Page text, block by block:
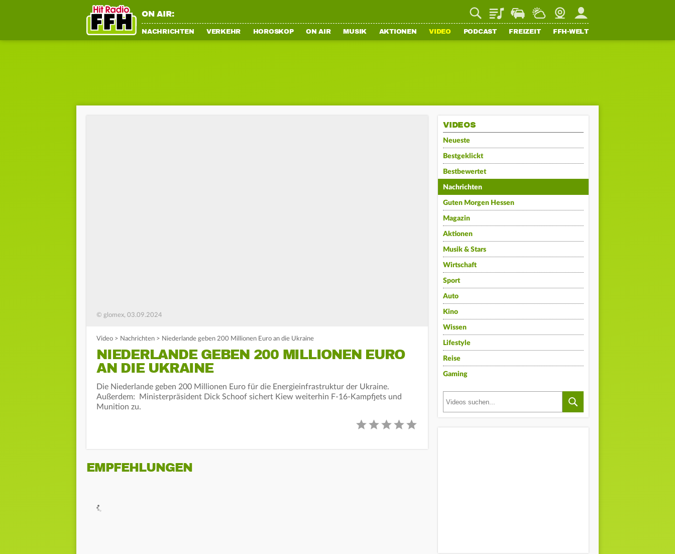
ON AIR: PlaylistStaupilotWetterWebcamMein FFH
NACHRICHTEN VERKEHR HOROSKOP ON AIR MUSIK AKTIONEN VIDEO PODCAST FREIZEIT FFH-WELT
© glomex, 03.09.2024
Video > Nachrichten > Niederlande geben 200 Millionen Euro an die Ukraine
NIEDERLANDE GEBEN 200 MILLIONEN EURO
AN DIE UKRAINE
Die Niederlande geben 200 Millionen Euro für die Energieinfrastruktur der Ukraine.
Außerdem: Ministerpräsident Dick Schoof sichert Kiew weiterhin F-16-Kampfjets und
Munition zu.
EMPFEHLUNGEN
VIDEOS
Neueste
Bestgeklickt
Bestbewertet
Nachrichten
Guten Morgen Hessen
Magazin
Aktionen
Musik & Stars
Wirtschaft
Sport
Auto
Kino
Wissen
Lifestyle
Reise
Gaming